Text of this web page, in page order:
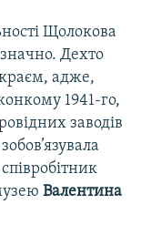
Щолокова
Дехто
адже,
1941-го,
заводів
Валентина